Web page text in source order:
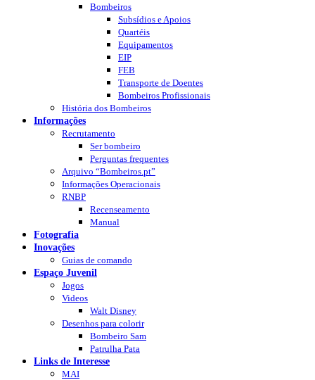
Bombeiros
Subsídios e Apoios
Quartéis
Equipamentos
EIP
FEB
Transporte de Doentes
Bombeiros Profissionais
História dos Bombeiros
Informações
Recrutamento
Ser bombeiro
Perguntas frequentes
Arquivo “Bombeiros.pt”
Informações Operacionais
RNBP
Recenseamento
Manual
Fotografia
Inovações
Guias de comando
Espaço Juvenil
Jogos
Videos
Walt Disney
Desenhos para colorir
Bombeiro Sam
Patrulha Pata
Links de Interesse
MAI